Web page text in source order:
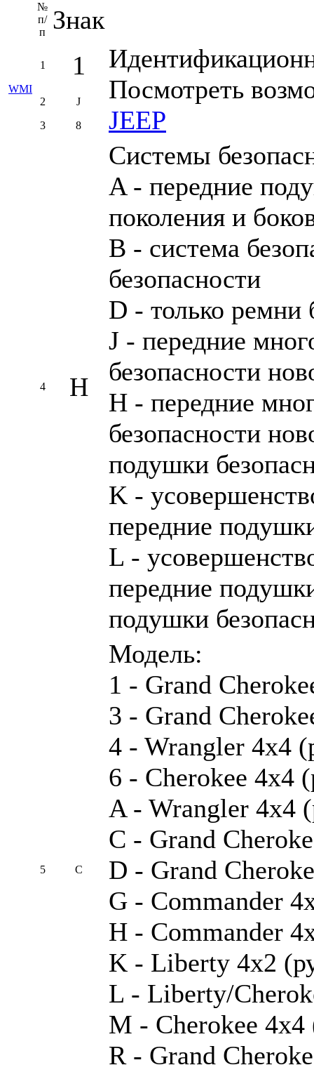
№
п/
п
Знак
WMI
1 1
Посмотреть
JEEP
2
J
3
8
4 H
Системы
A - передние
поколения и
B - система
безопасности
D - только ремни
J - передние
безопасности
H - передние
безопасности
подушки
K -
передние
L -
передние
подушки
5 C
Модель:
1 - Grand
3 - Grand
4 - Wrangler 4x4
6 - Cherokee 4x4
A - Wrangler 4x4
C - Grand
D - Grand
G - Commander
H - Commander
K - Liberty 4x2
L - Liberty/
M - Cherokee 4x4
R - Grand